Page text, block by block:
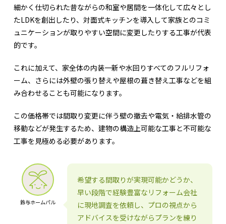
細かく仕切られた昔ながらの和室や居間を一体化して広々とし
たLDKを創出したり、対面式キッチンを導入して家族とのコミ
ュニケーションが取りやすい空間に変更したりする工事が代表
的です。
これに加えて、家全体の内装一新や水回りすべてのフルリフォ
ーム、さらには外壁の張り替えや屋根の葺き替え工事などを組
み合わせることも可能になります。
この価格帯では間取り変更に伴う壁の撤去や電気・給排水管の
移動などが発生するため、建物の構造上可能な工事と不可能な
工事を見極める必要があります。
鈴与ホームパル
希望する間取りが実現可能かどうか、
早い段階で経験豊富なリフォーム会社
に現地調査を依頼し、プロの視点から
アドバイスを受けながらプランを練り